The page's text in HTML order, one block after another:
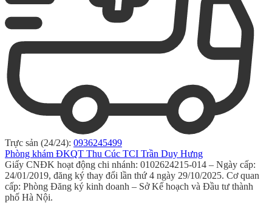
Trực sản (24/24): 0936245499
Phòng khám ĐKQT Thu Cúc TCI Trần Duy Hưng
Giấy CNĐK hoạt động chi nhánh: 0102624215-014 – Ngày cấp:
24/01/2019, đăng ký thay đổi lần thứ 4 ngày 29/10/2025. Cơ quan
cấp: Phòng Đăng ký kinh doanh – Sở Kế hoạch và Đầu tư thành
phố Hà Nội.